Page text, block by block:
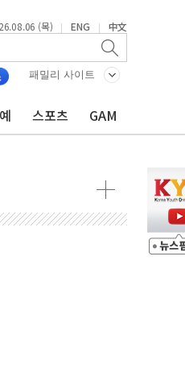
(목) | ENG | 中文
패밀리 사이트
스포츠 GAM